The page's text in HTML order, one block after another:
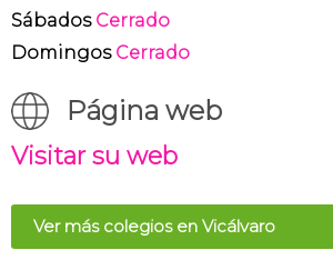
Sábados Cerrado
Domingos Cerrado
Página web
Visitar su web
Ver más colegios en Vicálvaro